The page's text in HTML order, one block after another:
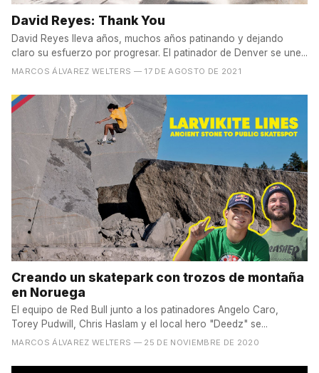
David Reyes: Thank You
David Reyes lleva años, muchos años patinando y dejando
claro su esfuerzo por progresar. El patinador de Denver se une...
MARCOS ÁLVAREZ WELTERS — 17 DE AGOSTO DE 2021
Creando un skatepark con trozos de montaña
en Noruega
El equipo de Red Bull junto a los patinadores Angelo Caro,
Torey Pudwill, Chris Haslam y el local hero "Deedz" se...
MARCOS ÁLVAREZ WELTERS — 25 DE NOVIEMBRE DE 2020